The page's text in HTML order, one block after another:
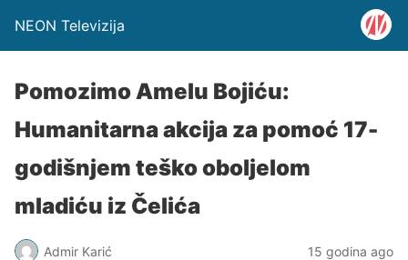
NEON Televizija
Pomozimo Amelu Bojiću:
Humanitarna akcija za pomoć 17-
godišnjem teško oboljelom
mladiću iz Čelića
Admir Karić 15 godina ago